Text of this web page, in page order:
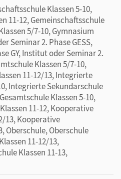
Klassen 5-10,
11-12, Gemeinschaftsschule
5/7-10, Gymnasium
Seminar 2. Phase GESS,
GY, Institut oder Seminar 2.
Klassen 5/7-10,
11-12/13, Integrierte
Integrierte Sekundarschule
Klassen 5-10,
11-12, Kooperative
13, Kooperative
Oberschule, Oberschule
11-12/13,
Klassen 11-13,